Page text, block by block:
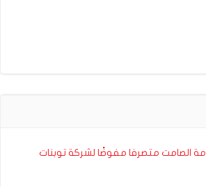
الصامت متصرفا مفوضًا لشركة توبنات